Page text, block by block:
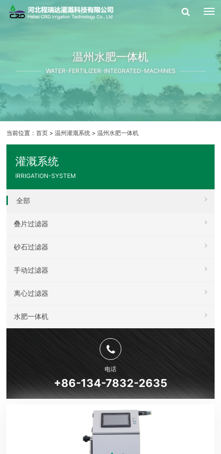
温州水肥一体机
WATER-FERTILIZER-INTEGRATED-MACHINES
当前位置：首页 >温州灌溉系统 >温州水肥一体机
灌溉系统
IRRIGATION-SYSTEM
全部
叠片过滤器
砂石过滤器
手动过滤器
离心过滤器
水肥一体机
电话
+86-134-7832-2635